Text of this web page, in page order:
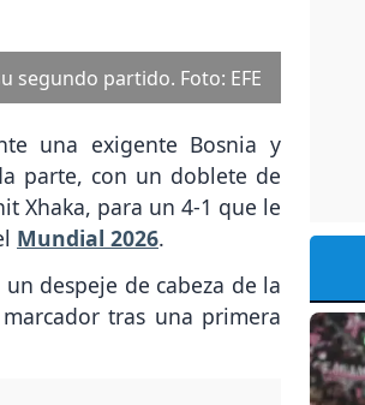
Bosnia. Foto: Instagram @fifaworldcup
una exigente Bosnia y
parte, con un doblete de
Xhaka, para un 4-1 que le
Mundial 2026.
despeje de cabeza de la
tras una primera